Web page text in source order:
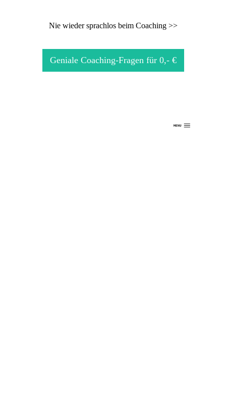
Nie wieder sprachlos beim Coaching >>
Geniale Coaching-Fragen für 0,- €